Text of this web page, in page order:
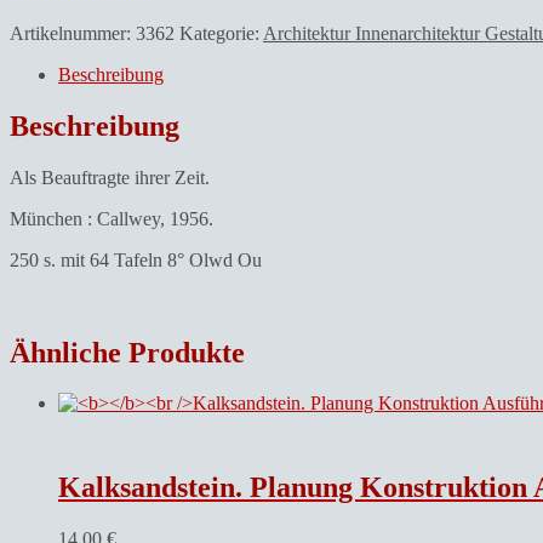
Artikelnummer: 3362 Kategorie: Architektur Innenarchitektur
Beschreibung
Beschreibung
Als Beauftragte ihrer Zeit.
München : Callwey, 1956.
250 s. mit 64 Tafeln 8° Olwd Ou
Ähnliche Produkte
Kalksandstein. Planung Konstruktion